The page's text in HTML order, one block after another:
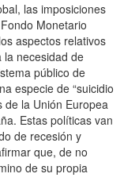
las imposiciones
Monetario
aspectos relativos
la necesidad de
público de
especie de “suicidio
de la Unión Europea
Estas políticas van
de recesión y
que, de no
de su propia